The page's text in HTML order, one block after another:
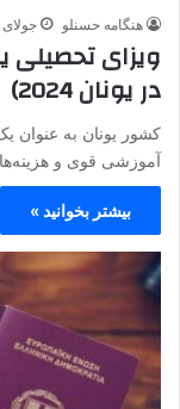
هنگامه حسنلو جولای 8, 2024
ویزای تحصیلی
در یونان 2024)
کشور یونان به
آموزشی قوی و
بیشتر بخوانید »